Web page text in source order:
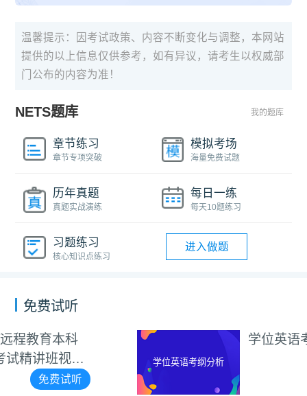
温馨提示：因考试政策、内容不断变化与调整，本网站
提供的以上信息仅供参考，如有异议，请考生以权威部
门公布的内容为准！
NETS题库 我的题库
章节练习
章节专项突破
模拟考场
海量免费试题
历年真题
真题实战演练
每日一练
每天10题练习
习题练习
核心知识点练习
进入做题
免费试听
学位英语考纲分析
学位英语考纲分析